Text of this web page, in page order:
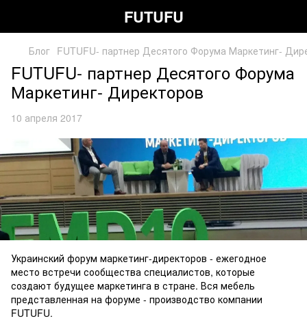
FUTUFU
Блог FUTUFU- партнер Десятого Форума Маркетинг-
FUTUFU- партнер Десятого Форума
Маркетинг- Директоров
10 апреля 2017
Украинский форум маркетинг-директоров - ежегодное
место встречи сообщества специалистов, которые
создают будущее маркетинга в стране. Вся мебель
представленная на форуме - производство компании
FUTUFU.